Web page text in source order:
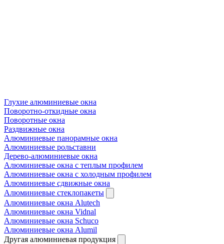
Глухие алюминиевые окна
Поворотно-откидные окна
Поворотные окна
Раздвижные окна
Алюминиевые панорамные окна
Алюминиевые рольставни
Дерево-алюминиевые окна
Алюминиевые окна с теплым профилем
Алюминиевые окна с холодным профилем
Алюминиевые сдвижные окна
Алюминиевые стеклопакеты
Алюминиевые окна Alutech
Алюминиевые окна Vidnal
Алюминиевые окна Schuco
Алюминиевые окна Alumil
Другая алюминиевая продукция